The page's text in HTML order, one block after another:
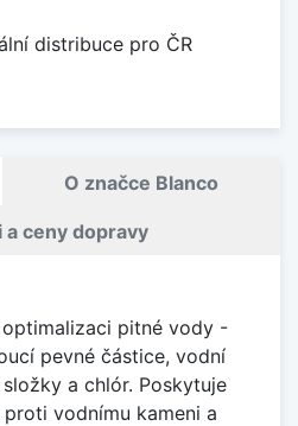
distribuce pro ČR
O značce Blanco
a ceny dopravy
pitné vody -
pevné částice, vodní
a chlór. Poskytuje
vodnímu kameni a